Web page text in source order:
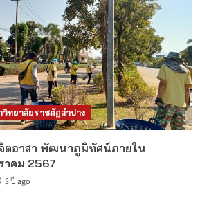
ทยาลัยราชภัฏลำปาง
ตอาสา พัฒนาภูมิทัศน์ภายใน
าคม 2567
3 ปี ago